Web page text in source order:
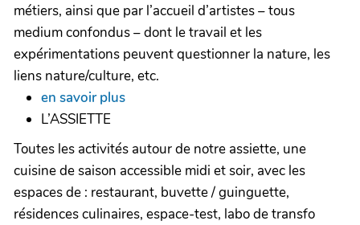
métiers, ainsi que par l’accueil d’artistes – tous
medium confondus – dont le travail et les
expérimentations peuvent questionner la nature, les
liens nature/culture, etc.
en savoir plus
L’ASSIETTE
Toutes les activités autour de notre assiette, une
cuisine de saison accessible midi et soir, avec les
espaces de : restaurant, buvette / guinguette,
résidences culinaires, espace-test, labo de transfo